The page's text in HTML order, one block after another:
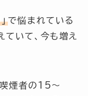
で悩まれている
ていて、今も増え
喫煙者の15～